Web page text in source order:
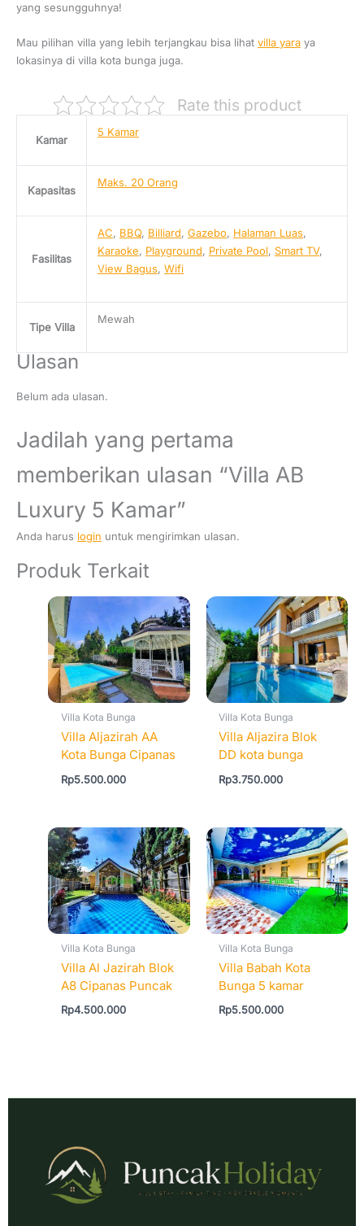
yang sesungguhnya!
Mau pilihan villa yang lebih terjangkau bisa lihat villa yara ya
lokasinya di villa kota bunga juga.
Rate this product
Kamar
5 Kamar
Kapasitas
Maks. 20 Orang
Fasilitas
AC, BBQ, Billiard, Gazebo, Halaman Luas,
Karaoke, Playground, Private Pool, Smart TV,
View Bagus, Wifi
Tipe Villa
Mewah
Ulasan
Belum ada ulasan.
Jadilah yang pertama
memberikan ulasan “Villa AB
Luxury 5 Kamar”
Anda harus login untuk mengirimkan ulasan.
Produk Terkait
Villa Kota Bunga
Villa Aljazirah AA
Kota Bunga Cipanas
Rp5.500.000
Villa Kota Bunga
Villa Aljazira Blok
DD kota bunga
Rp3.750.000
Villa Kota Bunga
Villa Al Jazirah Blok
A8 Cipanas Puncak
Rp4.500.000
Villa Kota Bunga
Villa Babah Kota
Bunga 5 kamar
Rp5.500.000